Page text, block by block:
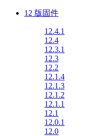
12 版固件
12.4.1
12.4
12.3.1
12.3
12.2
12.1.4
12.1.3
12.1.2
12.1.1
12.1
12.0.1
12.0